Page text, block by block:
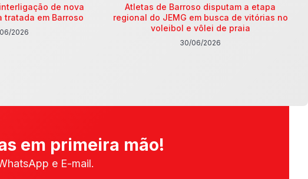
de nova
tratada em Barroso
2026
Atletas de Barroso disputam a etapa
regional do JEMG em busca de vitórias no
voleibol e vôlei de praia
30/06/2026
em primeira mão!
e E-mail.